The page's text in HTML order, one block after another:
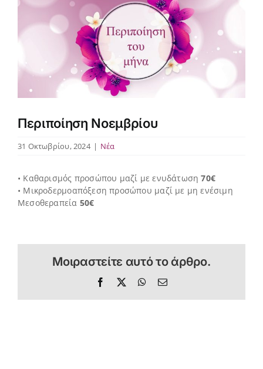
Περιποίηση Νοεμβρίου
31 Οκτωβρίου, 2024 | Νέα
• Καθαρισμός προσώπου μαζί με ενυδάτωση 70€
• Μικροδερμοαπόξεση προσώπου μαζί με μη ενέσιμη
Μεσοθεραπεία 50€
Μοιραστείτε αυτό το άρθρο.
Facebook WhatsApp
Email